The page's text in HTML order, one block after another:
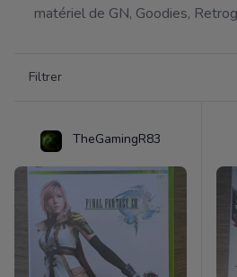
matériel de GN, Goodies,
Filtrer
TheGamingR83